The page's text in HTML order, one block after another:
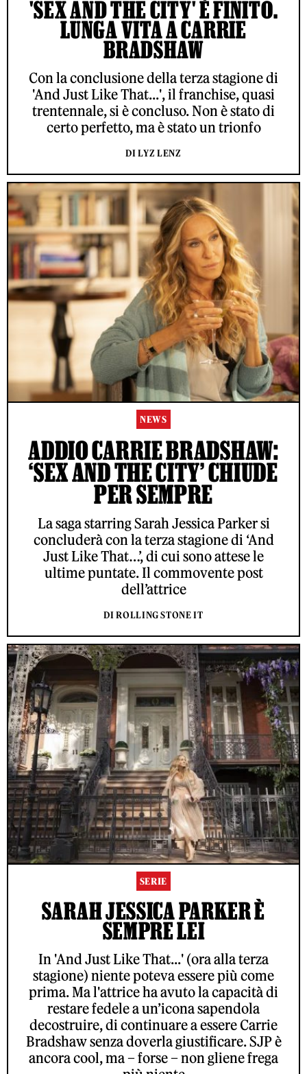
'SEX AND THE CITY' È FINITO.
LUNGA VITA A CARRIE
BRADSHAW
Con la conclusione della terza stagione di
'And Just Like That...', il franchise, quasi
trentennale, si è concluso. Non è stato di
certo perfetto, ma è stato un trionfo
DI LYZ LENZ
NEWS
ADDIO CARRIE BRADSHAW:
‘SEX AND THE CITY’ CHIUDE
PER SEMPRE
La saga starring Sarah Jessica Parker si
concluderà con la terza stagione di ‘And
Just Like That…’, di cui sono attese le
ultime puntate. Il commovente post
dell’attrice
DI ROLLING STONE IT
SERIE
SARAH JESSICA PARKER È
SEMPRE LEI
In 'And Just Like That...' (ora alla terza
stagione) niente poteva essere più come
prima. Ma l'attrice ha avuto la capacità di
restare fedele a un’icona sapendola
decostruire, di continuare a essere Carrie
Bradshaw senza doverla giustificare. SJP è
ancora cool, ma – forse – non gliene frega